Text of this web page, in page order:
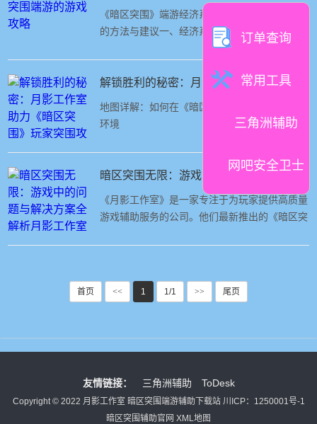
订单查询
常用工具
三角洲辅助
网吧安全卫士
线，尽量避开枪声密集区，提高生存率。2.听声
《暗区突围》端游经济系统攻略：高效赚取资源
的方法与建议一、经济系统基础解析资源类型货
币：卢布、美元、欧元等，用于交易、升级、购
有道具等，可自用或出售。任务物品：部分任务
搜刮：地图内获取物资，带出后出售或自用。交
地图详解：如何在《暗区突围》端游中快速熟悉
环境
《月影工作室》是一家专注于为玩家提供高质量
游戏辅助服务的公司。他们最新推出的《暗区突
助网》中最引人注目的一个功能之一。这个功能
能够帮助玩家更清晰地看到敌人的位置和动向，
首页 << 1 1/1 >> 尾页
友情链接： 三角洲辅助 ToDesk
Copyright © 2022 月影工作室 暗区突围端游辅助下载站 川ICP：1250001号-1
暗区突围辅助官网 XML地图